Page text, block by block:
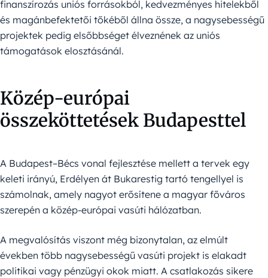
finanszírozás uniós forrásokból, kedvezményes hitelekből
és magánbefektetői tőkéből állna össze, a nagysebességű
projektek pedig elsőbbséget élveznének az uniós
támogatások elosztásánál.
Közép-európai
összeköttetések Budapesttel
A Budapest–Bécs vonal fejlesztése mellett a tervek egy
keleti irányú, Erdélyen át Bukarestig tartó tengellyel is
számolnak, amely nagyot erősítene a magyar főváros
szerepén a közép-európai vasúti hálózatban.
A megvalósítás viszont még bizonytalan, az elmúlt
években több nagysebességű vasúti projekt is elakadt
politikai vagy pénzügyi okok miatt. A csatlakozás sikere